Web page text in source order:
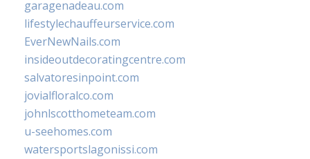
garagenadeau.com
lifestylechauffeurservice.com
EverNewNails.com
insideoutdecoratingcentre.com
salvatoresinpoint.com
jovialfloralco.com
johnlscotthometeam.com
u-seehomes.com
watersportslagonissi.com